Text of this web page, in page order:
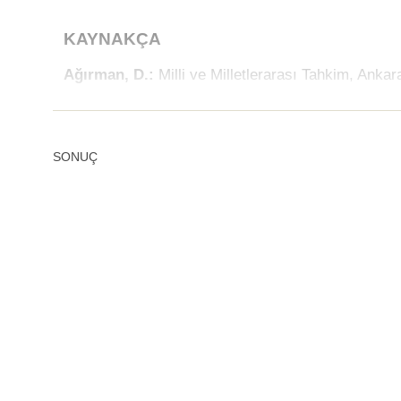
KAYNAKÇA
Ağırman, D.: Milli ve Milletlerarası Tahkim,
SONUÇ